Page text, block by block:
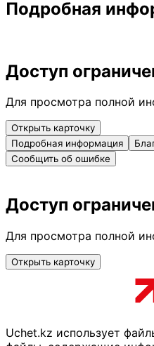
Подробная
Доступ
Для просмотра полной
Открыть карточку
Подробная информация
Сообщить об ошибке
Доступ
Для просмотра полной
Открыть карточку
Uchet.kz использует